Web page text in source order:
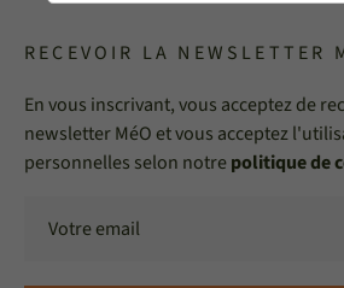
RECEVOIR LA NEWSLETTER
En vous inscrivant, vous acceptez de
newsletter MéO et vous acceptez
personnelles selon notrepolitique de